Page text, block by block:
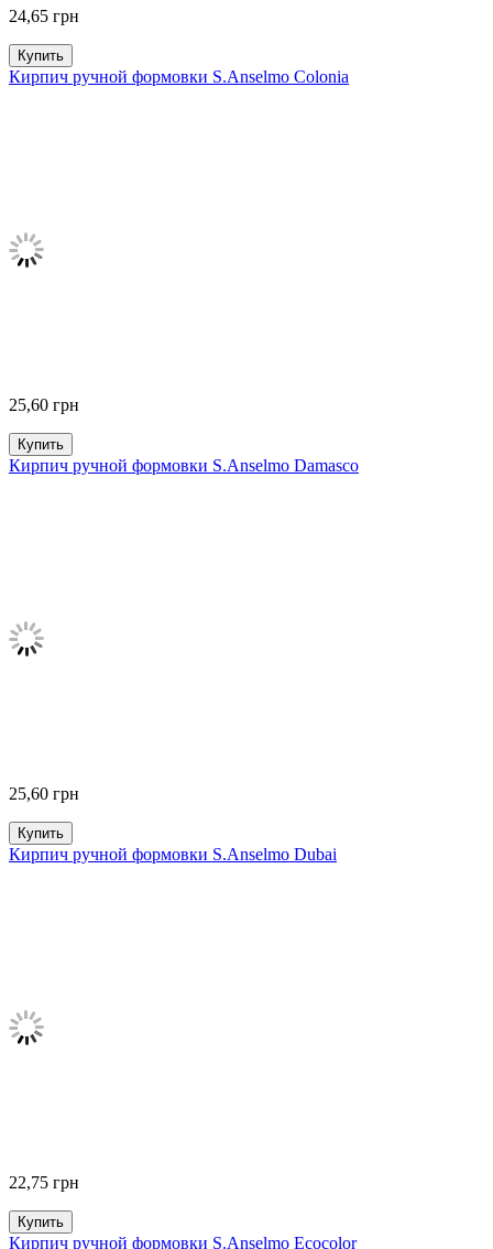
24,65 грн
Купить
Кирпич ручной формовки S.Anselmo Colonia
25,60 грн
Купить
Кирпич ручной формовки S.Anselmo Damasco
25,60 грн
Купить
Кирпич ручной формовки S.Anselmo Dubai
22,75 грн
Купить
Кирпич ручной формовки S.Anselmo Ecocolor